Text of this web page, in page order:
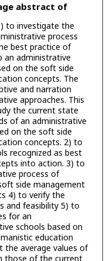
abstract of
to investigate the
process
best practice of
an administrative
on the soft side
concepts. The
and narration
approaches. This
the current state
of an administrative
on the soft side
concepts. 2) to
recognized as best
into action. 3) to
process of
side management
4) to verify the
and feasibility 5) to
for an
schools based on
education
the average values of